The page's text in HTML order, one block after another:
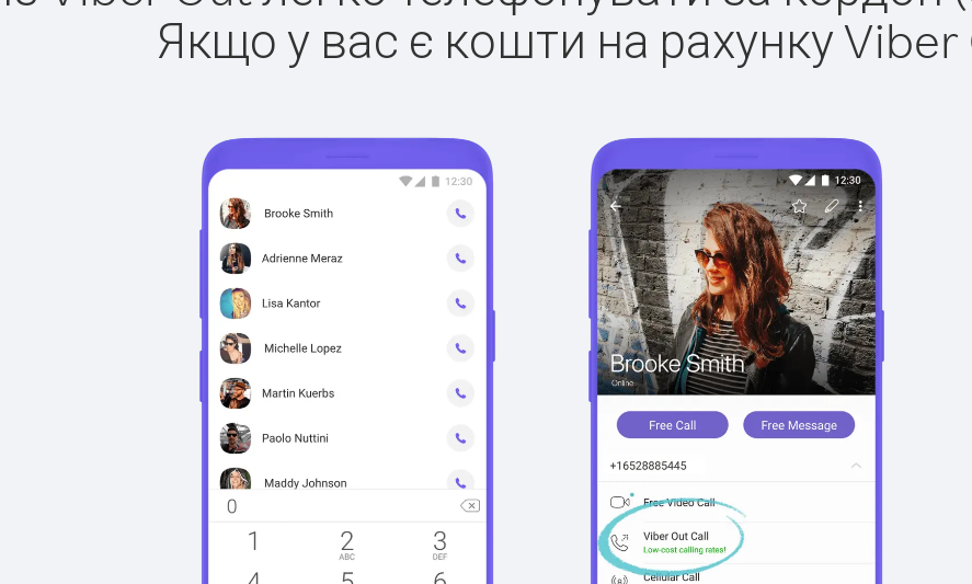
Якщо у вас є кошти на рахунку